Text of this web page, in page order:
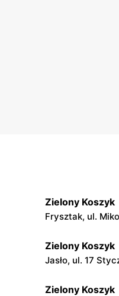
Zielony Koszyk
Frysztak, ul.
Zielony Koszyk
Jasło, ul. 17
Zielony Koszyk